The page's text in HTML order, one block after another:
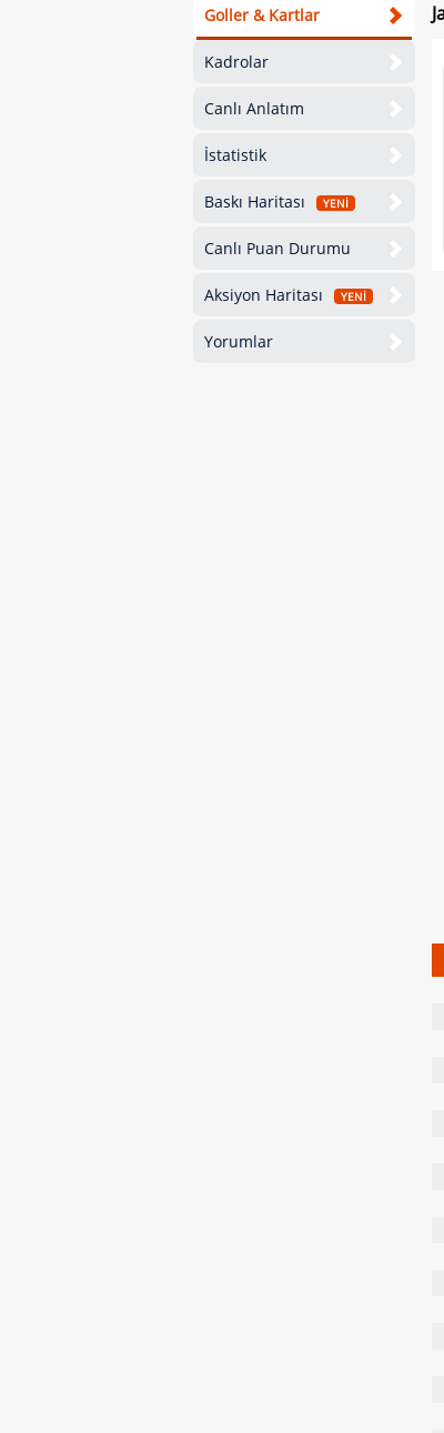
Goller & Kartlar
Kadrolar
Canlı Anlatım
İstatistik
Baskı Haritası YENİ
Canlı Puan Durumu
Aksiyon Haritası YENİ
Yorumlar